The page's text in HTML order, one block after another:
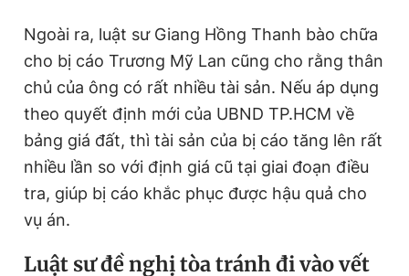
Ngoài ra, luật sư Giang Hồng Thanh bào chữa
cho bị cáo Trương Mỹ Lan cũng cho rằng thân
chủ của ông có rất nhiều tài sản. Nếu áp dụng
theo quyết định mới của UBND TP.HCM về
bảng giá đất, thì tài sản của bị cáo tăng lên rất
nhiều lần so với định giá cũ tại giai đoạn điều
tra, giúp bị cáo khắc phục được hậu quả cho
vụ án.
Luật sư đề nghị tòa tránh đi vào vết